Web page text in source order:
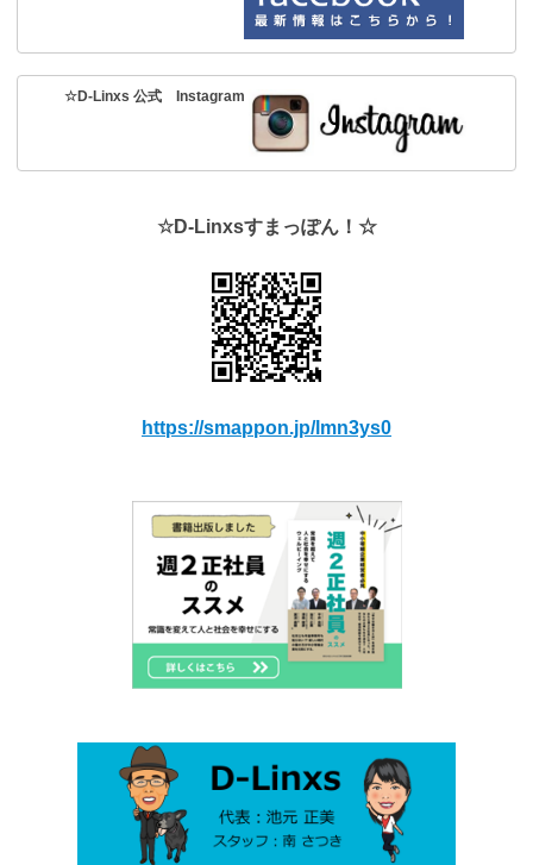
☆D-Linxs 公式 Instagram
☆D-Linxsすまっぽん！☆
https://smappon.jp/lmn3ys0